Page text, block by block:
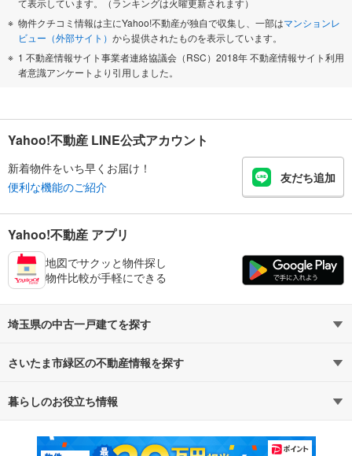
て表示しています。（ランキングは火曜更新されます）
物件クチコミ情報は主にYahoo!不動産が独自で収集し、一部はマンションレ
ビュー（外部サイト） から提供されたものを表示しています。
1 不動産情報サイト事業者連絡協議会（RSC）2018年 不動産情報サイト利用
者意識アンケートより引用しました。
Yahoo!不動産 LINE公式アカウント
新着物件をいち早くお届け！
便利な機能のご紹介
友だち追加
Yahoo!不動産 アプリ
地図でサクッと物件探し
物件比較が手軽にできる
埼玉県の中古一戸建てを探す
路線・駅から探す
通勤・通学時間から探す
さいたま市緑区の不動産情報を探す
不動産・住宅
新築マンション 中古マンション
暮らしのお役立ち情報
マンションカタログ 教えて！住まいの先生